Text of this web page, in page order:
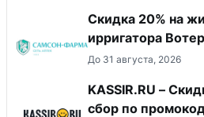
Скидка 20% на
ирригатора
До 31 августа, 2026
KASSIR.RU –
сбор по